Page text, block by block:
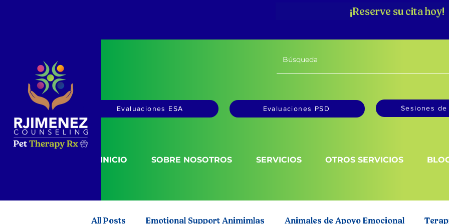
¡Reserve su cita hoy!
Evaluaciones ESA Sesiones
Evaluaciones PSD
INICIO SOBRE NOSOTROS SERVICIOS OTROS SERVICIOS
All Posts Emotional Support Animimlas Animales de Apoyo Emocional